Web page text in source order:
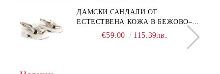
ДАМСКИ САНДАЛИ ОТ
ЕСТЕСТВЕНА КОЖА В БЕЖОВО–
МОДЕЛ NOVA.
€59.00 115.39лв.